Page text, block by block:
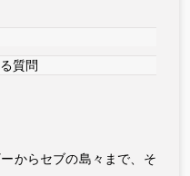
質問
からセブの島々まで、そ